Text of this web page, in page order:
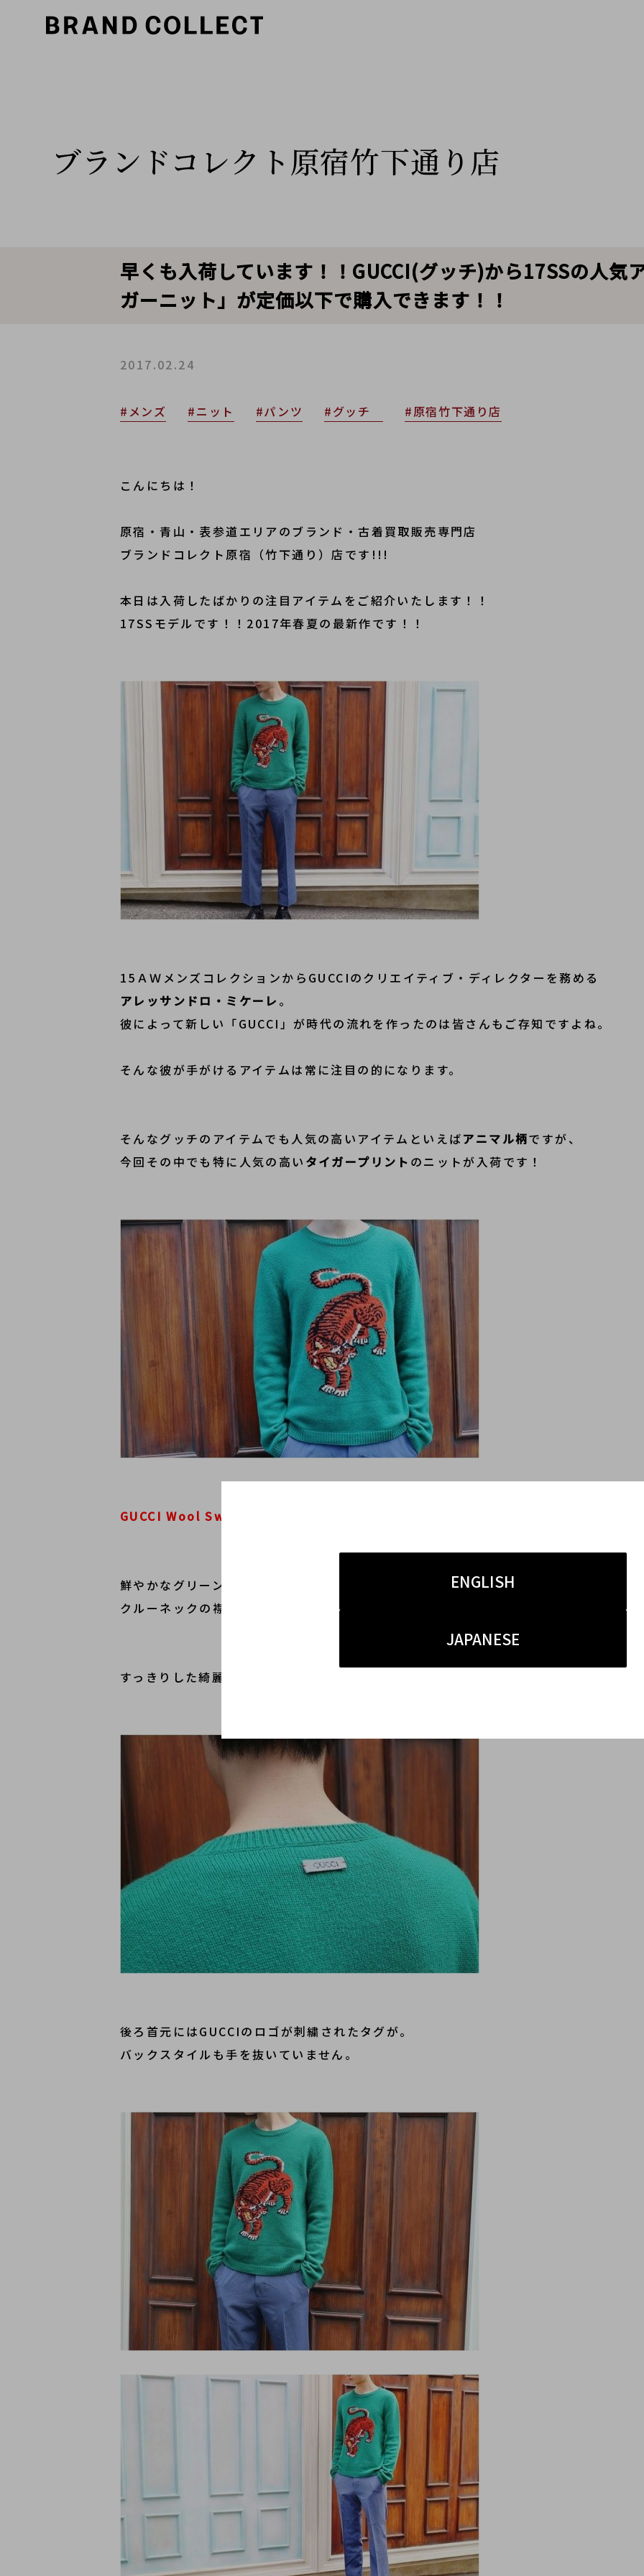
ENGLISH
JAPANESE
ブランドコレクト原宿竹下通り店
早くも入荷しています！！GUCCI(グッチ)から17SSの人気
ガーニット」が定価以下で購入できます！！
2017.02.24
#メンズ #ニット #パンツ #グッチ #原宿竹下通り店
こんにちは！
原宿・青山・表参道エリアのブランド・古着買取販売専門店
ブランドコレクト原宿（竹下通り）店です!!!
本日は入荷したばかりの注目アイテムをご紹介いたします！！
17SSモデルです！！2017年春夏の最新作です！！
15ＡＷメンズコレクションからGUCCIのクリエイティブ・ディレクターを務める
アレッサンドロ・ミケーレ 。
彼によって新しい「GUCCI」が時代の流れを作ったのは皆さんもご存知ですよね。
そんな彼が手がけるアイテムは常に注目の的になります。
そんなグッチのアイテムでも人気の高いアイテムといえばアニマル柄ですが、
今回その中でも特に人気の高い タイガープリント のニットが入荷です！
GUCCI Wool Sweater With Tiger Intarsia
鮮やかなグリーンがメインのニットで、フロントにはインタルシア編みであしらった印
クルーネックの襟、袖口、裾はリブ編みになっており、こだわりが見える1枚です。
すっきりした綺麗なシルエットなのも特徴的です。
後ろ首元にはGUCCIのロゴが刺繍されたタグが。
バックスタイルも手を抜いていません。